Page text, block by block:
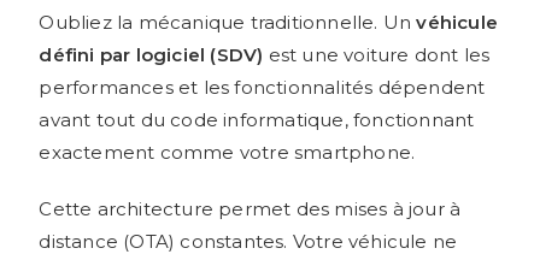
Oubliez la mécanique traditionnelle. Unvéhicule
défini par logiciel (SDV) est une voiture dont les
performances et les fonctionnalités dépendent
avant tout du code informatique, fonctionnant
exactement comme votre smartphone.
Cette architecture permet des mises à jour à
distance (OTA) constantes. Votre véhicule ne